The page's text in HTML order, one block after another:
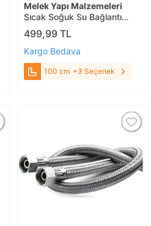
Melek Yapı Malzemeleri
Sıcak Soğuk Su Bağlantı
Flexıble Hortumu 1/2E-1/2
Kendinden Nipelli 100 cm
499,99 TL
Kargo Bedava
100 cm +3 Seçenek